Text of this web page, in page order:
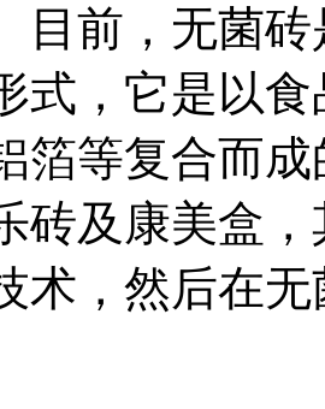
目前，无菌
式，它是以
箔等复合而
砖及康美盒
术，然后在